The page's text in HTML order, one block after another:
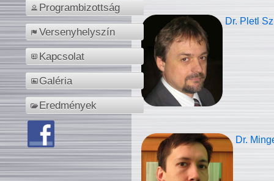
Programbizottság
Versenyhelyszín
Kapcsolat
Galéria
Eredmények
Dr. Pletl
Dr.